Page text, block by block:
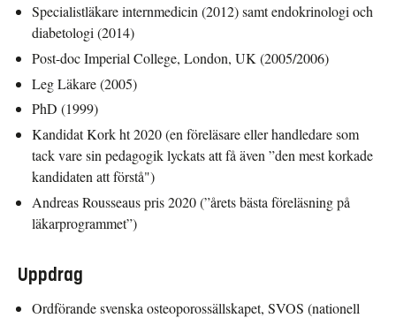
Specialistläkare internmedicin (2012) samt endokrinologi och
diabetologi (2014)
Post-doc Imperial College, London, UK (2005/2006)
Leg Läkare (2005)
PhD (1999)
Kandidat Kork ht 2020 (en föreläsare eller handledare som
tack vare sin pedagogik lyckats att få även ”den mest korkade
kandidaten att förstå")
Andreas Rousseaus pris 2020 (”årets bästa föreläsning på
läkarprogrammet”)
Uppdrag
Ordförande svenska osteoporossällskapet, SVOS (nationell